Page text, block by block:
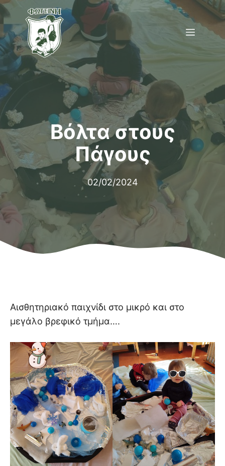
Μετάβαση
σε
περιεχόμενο
Menu
Βόλτα στους
Πάγους
02/02/2024
Αισθητηριακό παιχνίδι στο μικρό και στο
μεγάλο βρεφικό τμήμα….